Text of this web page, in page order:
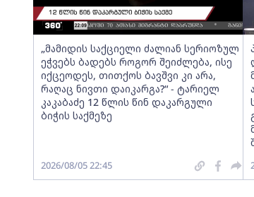
„მამიდის საქციელი ძალიან სერიოზულ
ეჭვებს ბადებს როგორ შეიძლება, ისე
იქცეოდეს, თითქოს ბავშვი კი არა,
რაღაც ნივთი დაიკარგა?“ - ტარიელ
კაკაბაძე 12 წლის წინ დაკარგული
ბიჭის საქმეზე
2026/08/05 22:45